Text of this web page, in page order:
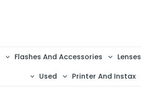
Lenses
Flashes And Accessories
Printer And Instax
Used